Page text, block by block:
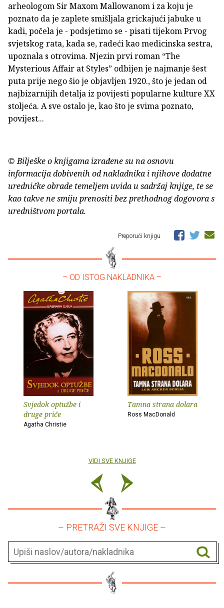
arheologom Sir Maxom Mallowanom i za koju je
poznato da je zaplete smišljala grickajući jabuke u
kadi, počela je - podsjetimo se - pisati tijekom Prvog
svjetskog rata, kada se, radeći kao medicinska sestra,
upoznala s otrovima. Njezin prvi roman “The
Mysterious Affair at Styles” odbijen je najmanje šest
puta prije nego šio je objavljen 1920., što je jedan od
najbizarnijih detalja iz povijesti popularne kulture XX
stoljeća. A sve ostalo je, kao što je svima poznato,
povijest...
© Bilješke o knjigama izrađene su na osnovu
informacija dobivenih od nakladnika i njihove dodatne
uredničke obrade temeljem uvida u sadržaj knjige, te se
kao takve ne smiju prenositi bez prethodnog dogovora s
uredništvom portala.
Preporuči knjigu
– OD ISTOG NAKLADNIKA –
Svjedok optužbe i
druge priče
Agatha Christie
Tamna strana dolara
Ross MacDonald
VIDI SVE KNJIGE
– PRETRAŽI SVE KNJIGE –